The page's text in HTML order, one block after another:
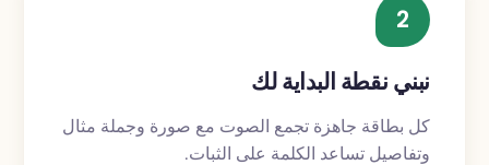
2
نبني نقطة البداية لك
كل بطاقة جاهزة تجمع الصوت مع صورة وجملة مثال
وتفاصيل تساعد الكلمة على الثبات.